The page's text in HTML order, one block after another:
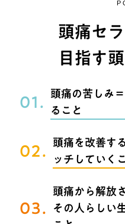
頭痛セ
目指す
01.
頭痛の苦しみ
ること
02.
頭痛を改善す
ッチしていく
03.
頭痛から解放
その人らしい